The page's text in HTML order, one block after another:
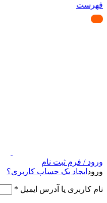
فهرست
ورود / فرم ثبت نام
ورود ایجاد یک حساب کاربری؟
نام کاربری یا آدرس ایمیل *